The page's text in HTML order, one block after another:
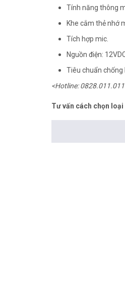
Tính năng thông
Khe cắm thẻ nhớ
Tích hợp mic.
Nguồn điện:
Tiêu chuẩn chống
<Hotline:
Tư vấn cách chọn